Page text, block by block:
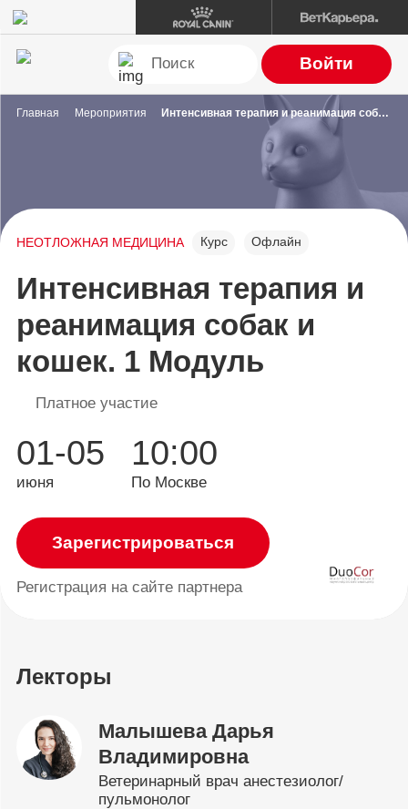
Войти
Главная Мероприятия Интенсивная терапия и реанимация собак и кошек. 1 Модуль
НЕОТЛОЖНАЯ МЕДИЦИНА Курс Офлайн
Интенсивная терапия и
реанимация собак и
кошек. 1 Модуль
Платное участие
01-05
июня
10:00
По Москве
Зарегистрироваться
Регистрация на сайте партнера
Лекторы
Малышева Дарья
Владимировна
Ветеринарный врач анестезиолог/
пульмонолог